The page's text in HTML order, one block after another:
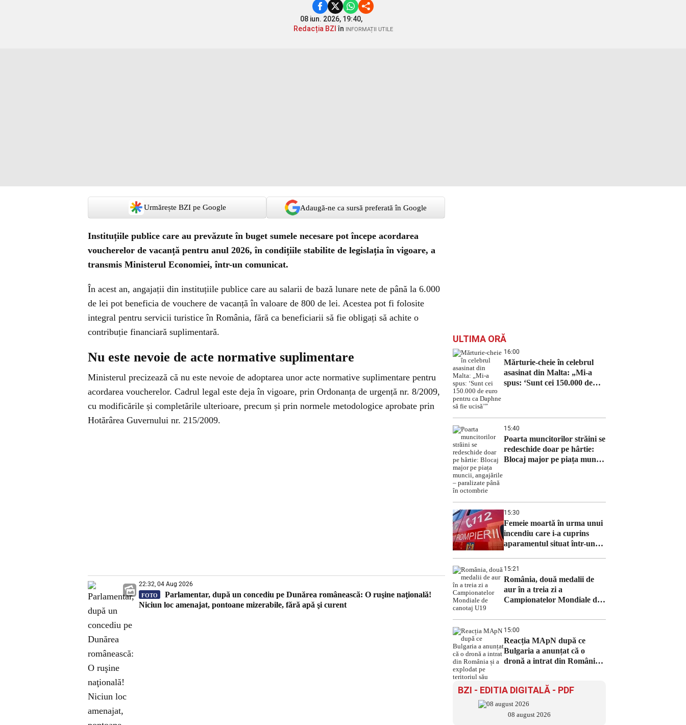
08 iun. 2026, 19:40,
Redacția BZI în INFORMAȚII UTILE
Urmărește BZI pe Google Adaugă-ne ca sursă preferată în Google
Instituțiile publice care au prevăzute în buget sumele necesare pot începe acordarea
voucherelor de vacanță pentru anul 2026, în condițiile stabilite de legislația în vigoare, a
transmis Ministerul Economiei, într-un comunicat.
În acest an, angajații din instituțiile publice care au salarii de bază lunare nete de până la 6.000
de lei pot beneficia de vouchere de vacanță în valoare de 800 de lei. Acestea pot fi folosite
integral pentru servicii turistice în România, fără ca beneficiarii să fie obligați să achite o
contribuție financiară suplimentară.
Nu este nevoie de acte normative suplimentare
Ministerul precizează că nu este nevoie de adoptarea unor acte normative suplimentare pentru
acordarea voucherelor. Cadrul legal este deja în vigoare, prin Ordonanța de urgență nr. 8/2009,
cu modificările și completările ulterioare, precum și prin normele metodologice aprobate prin
Hotărârea Guvernului nr. 215/2009.
22:32, 04 Aug 2026
FOTO
Parlamentar, după un concediu pe Dunărea românească: O ruşine naţională!
Niciun loc amenajat, pontoane mizerabile, fără apă şi curent
ULTIMA ORĂ
16:00
Mărturie-cheie în celebrul
asasinat din Malta: „Mi-a
spus: ‘Sunt cei 150.000 de
15:40
Poarta muncitorilor străini se
redeschide doar pe hârtie:
Blocaj major pe piața muncii,
15:30
Femeie moartă în urma unui
incendiu care i-a cuprins
aparamentul situat într-un
15:21
România, două medalii de
aur în a treia zi a
Campionatelor Mondiale de
15:00
Reacția MApN după ce
Bulgaria a anunțat că o
dronă a intrat din România
BZI - EDITIA DIGITALĂ - PDF
08 august 2026